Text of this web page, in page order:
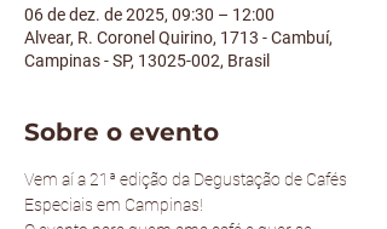
06 de dez. de 2025, 09:30 – 12:00
Alvear, R. Coronel Quirino, 1713 - Cambuí,
Campinas - SP, 13025-002, Brasil
Sobre o evento
Vem aí a 21ª edição da Degustação de Cafés
Especiais em Campinas!